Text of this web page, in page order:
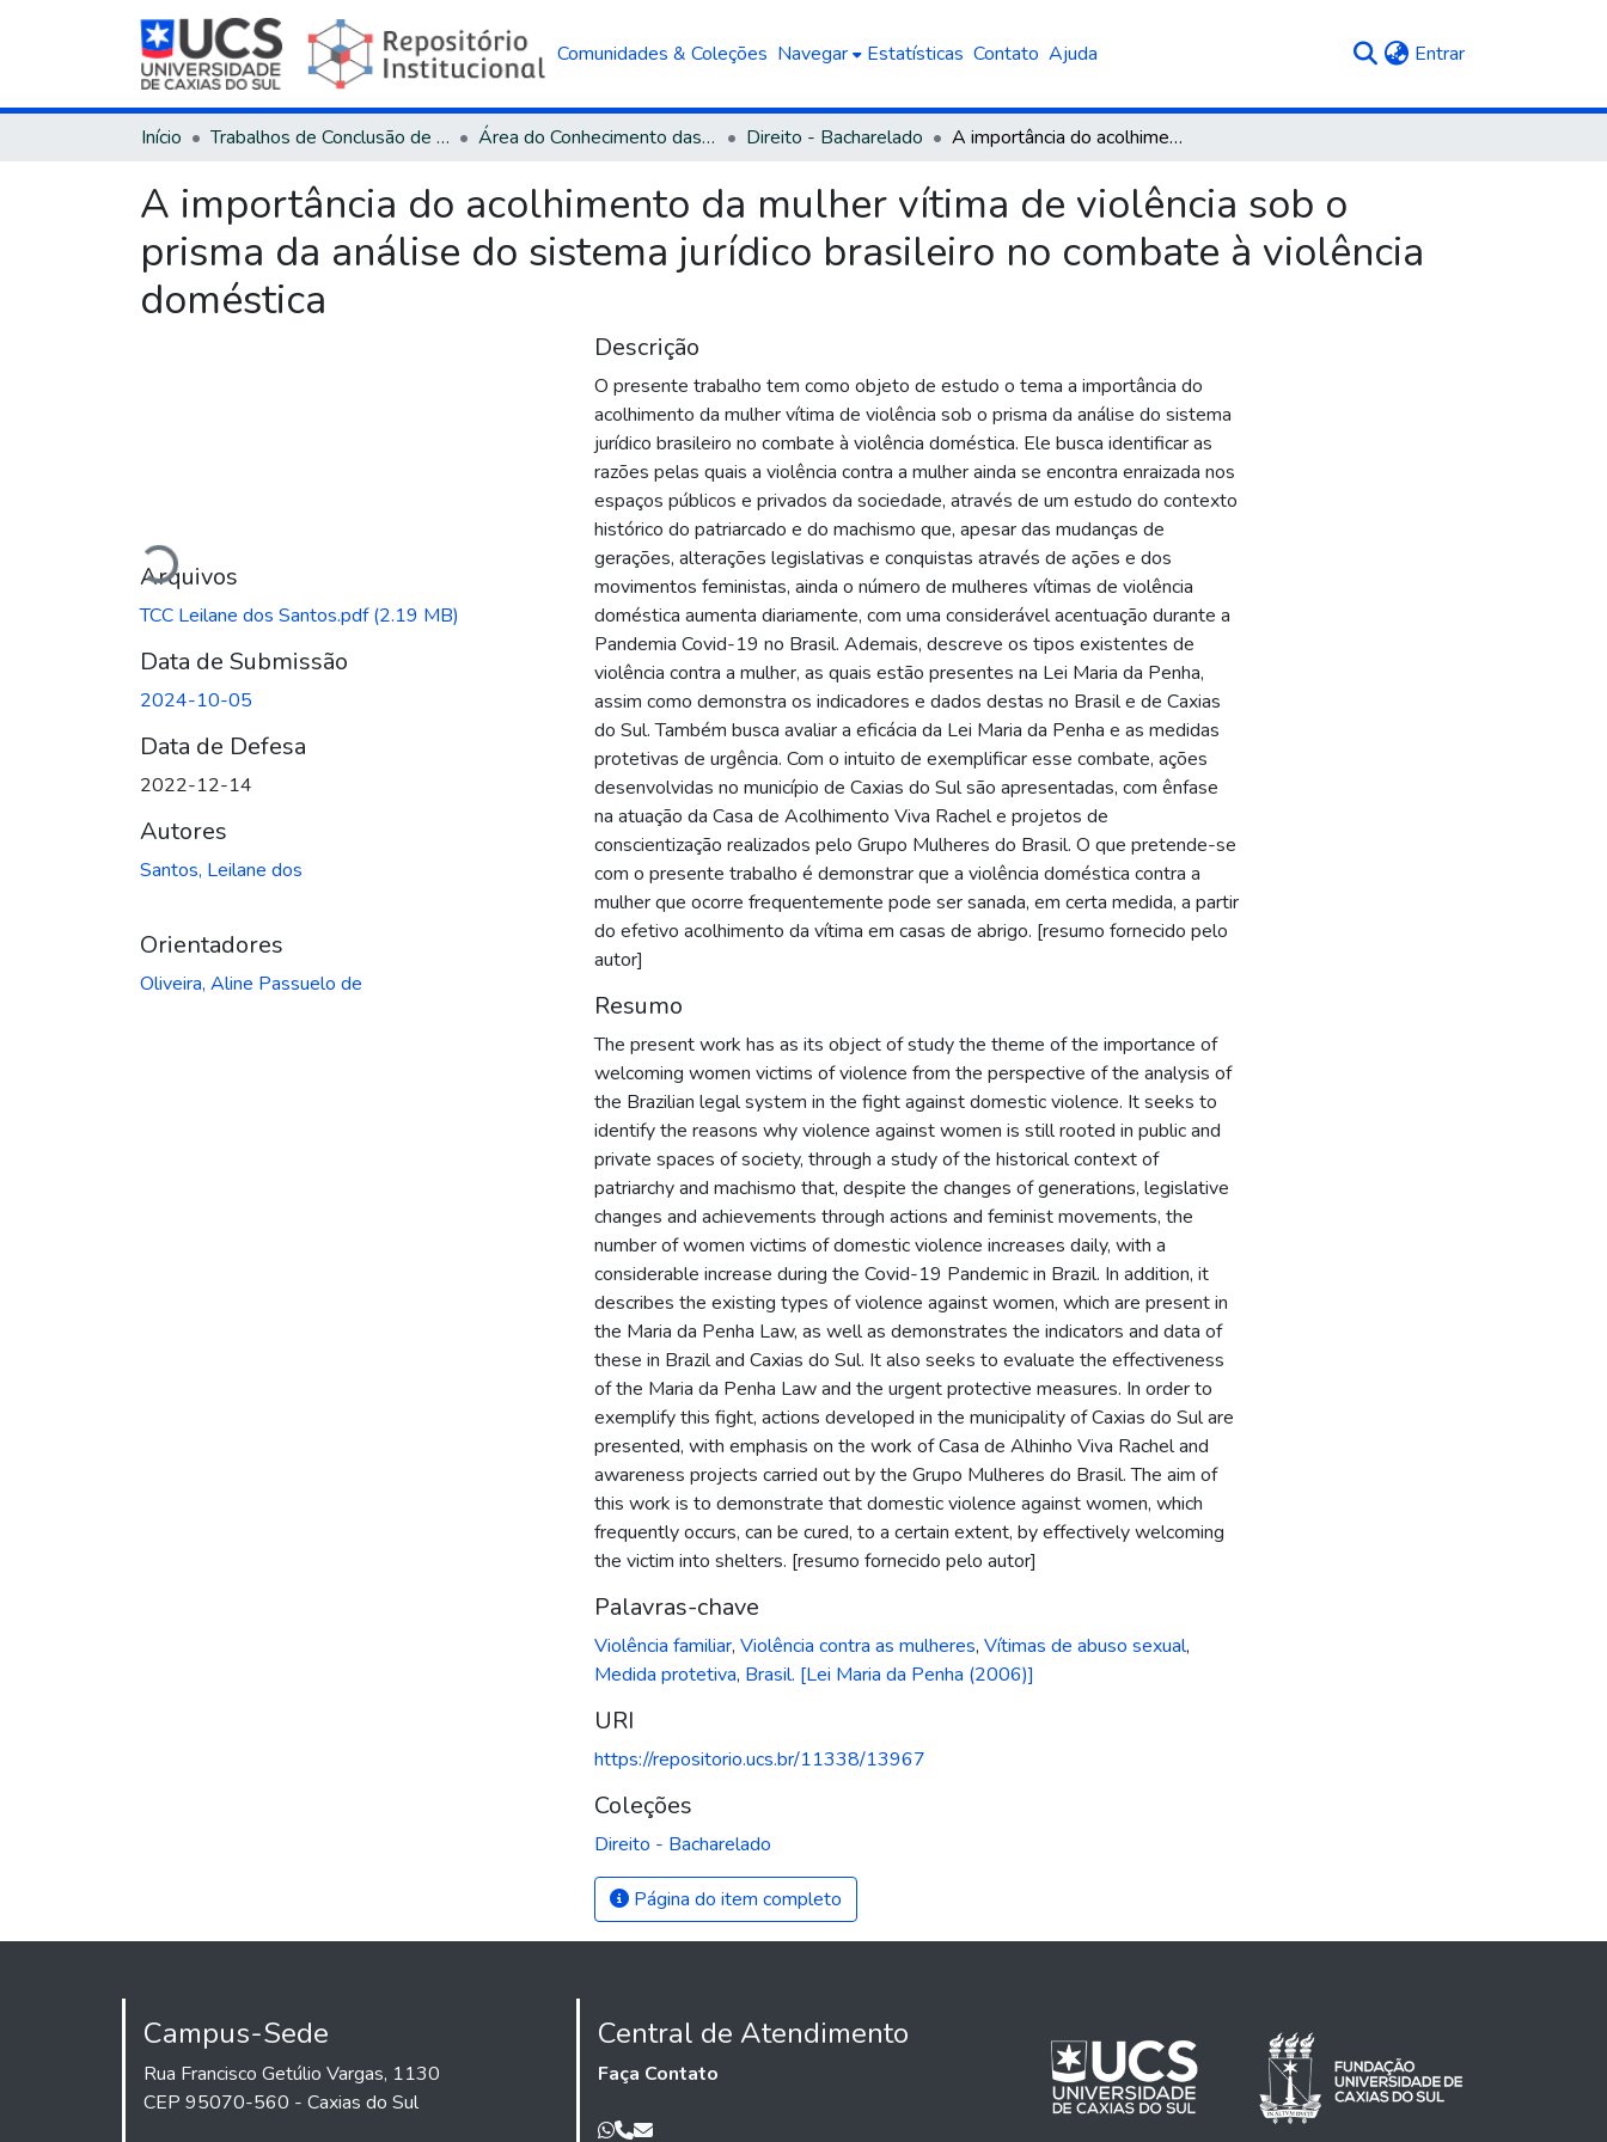
Comunidades & Coleções Navegar Estatísticas Contato Ajuda Entrar(current)
Início Trabalhos de Conclusão de Curso Área do Conhecimento das Ciências Sociais Aplicadas Direito - Bacharelado A importância do acolhimento da mulher vítima de violência sob o prisma da análise do sistema jurídico brasileiro no combate à violência doméstica
A importância do acolhimento da mulher vítima de violência sob o
prisma da análise do sistema jurídico brasileiro no combate à violência
doméstica
Carregando...
Arquivos
TCC Leilane dos Santos.pdf(2.19 MB)
Data de Submissão
2024-10-05
Data de Defesa
2022-12-14
Autores
Santos, Leilane dos
Orientadores
Oliveira, Aline Passuelo de
Descrição
O presente trabalho tem como objeto de estudo o tema a importância do
acolhimento da mulher vítima de violência sob o prisma da análise do sistema
jurídico brasileiro no combate à violência doméstica. Ele busca identificar as
razões pelas quais a violência contra a mulher ainda se encontra enraizada nos
espaços públicos e privados da sociedade, através de um estudo do contexto
histórico do patriarcado e do machismo que, apesar das mudanças de
gerações, alterações legislativas e conquistas através de ações e dos
movimentos feministas, ainda o número de mulheres vítimas de violência
doméstica aumenta diariamente, com uma considerável acentuação durante a
Pandemia Covid-19 no Brasil. Ademais, descreve os tipos existentes de
violência contra a mulher, as quais estão presentes na Lei Maria da Penha,
assim como demonstra os indicadores e dados destas no Brasil e de Caxias
do Sul. Também busca avaliar a eficácia da Lei Maria da Penha e as medidas
protetivas de urgência. Com o intuito de exemplificar esse combate, ações
desenvolvidas no município de Caxias do Sul são apresentadas, com ênfase
na atuação da Casa de Acolhimento Viva Rachel e projetos de
conscientização realizados pelo Grupo Mulheres do Brasil. O que pretende-se
com o presente trabalho é demonstrar que a violência doméstica contra a
mulher que ocorre frequentemente pode ser sanada, em certa medida, a partir
do efetivo acolhimento da vítima em casas de abrigo. [resumo fornecido pelo
autor]
Resumo
The present work has as its object of study the theme of the importance of
welcoming women victims of violence from the perspective of the analysis of
the Brazilian legal system in the fight against domestic violence. It seeks to
identify the reasons why violence against women is still rooted in public and
private spaces of society, through a study of the historical context of
patriarchy and machismo that, despite the changes of generations, legislative
changes and achievements through actions and feminist movements, the
number of women victims of domestic violence increases daily, with a
considerable increase during the Covid-19 Pandemic in Brazil. In addition, it
describes the existing types of violence against women, which are present in
the Maria da Penha Law, as well as demonstrates the indicators and data of
these in Brazil and Caxias do Sul. It also seeks to evaluate the effectiveness
of the Maria da Penha Law and the urgent protective measures. In order to
exemplify this fight, actions developed in the municipality of Caxias do Sul are
presented, with emphasis on the work of Casa de Alhinho Viva Rachel and
awareness projects carried out by the Grupo Mulheres do Brasil. The aim of
this work is to demonstrate that domestic violence against women, which
frequently occurs, can be cured, to a certain extent, by effectively welcoming
the victim into shelters. [resumo fornecido pelo autor]
Palavras-chave
Violência familiar, Violência contra as mulheres, Vítimas de abuso sexual,
Medida protetiva, Brasil. [Lei Maria da Penha (2006)]
URI
https://repositorio.ucs.br/11338/13967
Coleções
Direito - Bacharelado
Página do item completo
Campus-Sede
Rua Francisco Getúlio Vargas, 1130
CEP 95070-560 - Caxias do Sul
Central de Atendimento
Faça Contato